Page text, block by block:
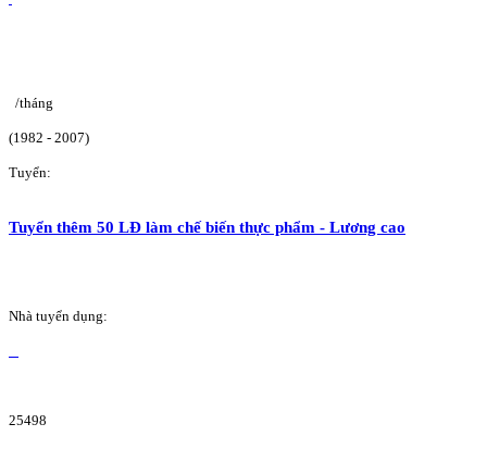
/tháng
(1982 - 2007)
Tuyển:
Tuyển thêm 50 LĐ làm chế biến thực phẩm - Lương cao
Nhà tuyển dụng:
25498